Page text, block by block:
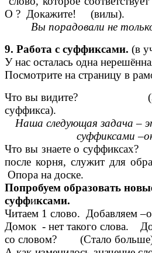
О ? Докажите! (вилы).
Вы порадовали не
9. Работа с суффиксами. (в
У нас осталась одна
Посмотрите на страницу в
Что вы видите?
суффикса).
Наша следующая задача –
суффиксами
Что вы знаете о
после корня, служит для
Опора на доске.
Попробуем образовать
суффиксами.
Читаем 1 слово. Добавляем
Домок - нет такого слова.
со словом? (Стало